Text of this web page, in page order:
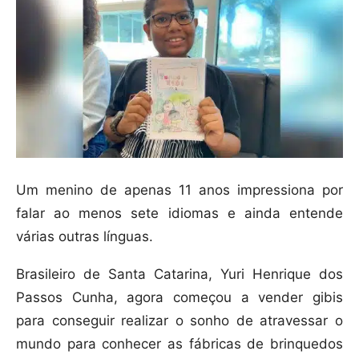
Um menino de apenas 11 anos impressiona por
falar ao menos sete idiomas e ainda entende
várias outras línguas.
Brasileiro de Santa Catarina, Yuri Henrique dos
Passos Cunha, agora começou a vender gibis
para conseguir realizar o sonho de atravessar o
mundo para conhecer as fábricas de brinquedos